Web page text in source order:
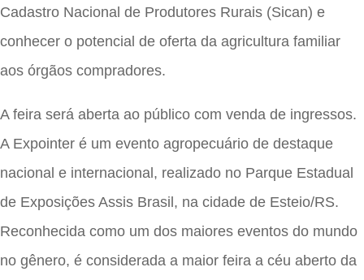
Cadastro Nacional de Produtores Rurais (Sican) e
conhecer o potencial de oferta da agricultura familiar
aos órgãos compradores.
A feira será aberta ao público com venda de ingressos.
A Expointer é um evento agropecuário de destaque
nacional e internacional, realizado no Parque Estadual
de Exposições Assis Brasil, na cidade de Esteio/RS.
Reconhecida como um dos maiores eventos do mundo
no gênero, é considerada a maior feira a céu aberto da